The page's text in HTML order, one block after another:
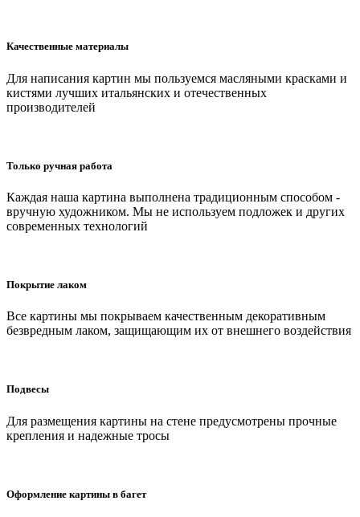
Качественные материалы
Для написания картин мы пользуемся масляными красками и
кистями лучших итальянских и отечественных
производителей
Только ручная работа
Каждая наша картина выполнена традиционным способом -
вручную художником. Мы не используем подложек и других
современных технологий
Покрытие лаком
Все картины мы покрываем качественным декоративным
безвредным лаком, защищающим их от внешнего воздействия
Подвесы
Для размещения картины на стене предусмотрены прочные
крепления и надежные тросы
Оформление картины в багет